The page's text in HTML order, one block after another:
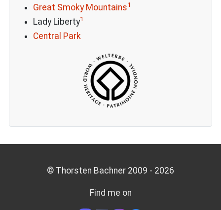
Great Smoky Mountains1
Lady Liberty1
Central Park
© Thorsten Bachner 2009 - 2026
Find me on